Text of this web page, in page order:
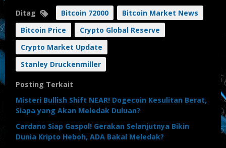
Ditag Bitcoin 72000
Bitcoin Market News
Bitcoin Price
Crypto Global Reserve
Crypto Market Update
Stanley Druckenmiller
Posting Terkait
Misteri Bullish Shift NEAR! Dogecoin Kesulitan Berat,
Siapa yang Akan Meledak Duluan?
Cardano Siap Gaspol! Gerakan Selanjutnya Bikin
Dunia Kripto Heboh, ADA Bakal Meledak?